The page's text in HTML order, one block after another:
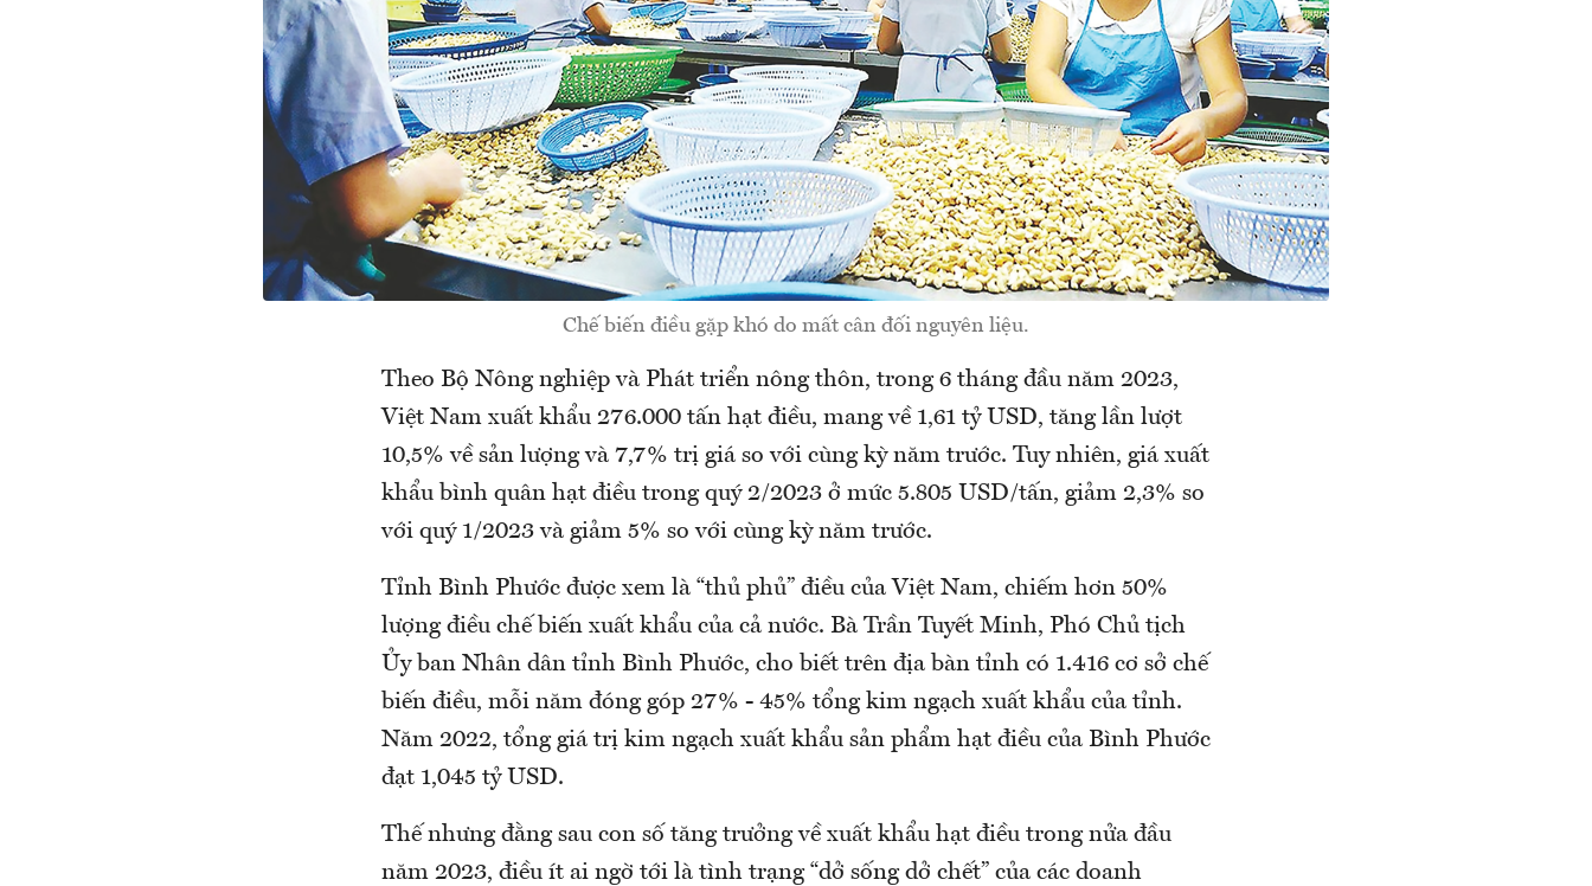
Chế biến điều gặp khó do mất cân đối nguyên liệu.
Theo Bộ Nông nghiệp và Phát triển nông thôn, trong 6 tháng đầu năm 2023,
Việt Nam xuất khẩu 276.000 tấn hạt điều, mang về 1,61 tỷ USD, tăng lần lượt
10,5% về sản lượng và 7,7% trị giá so với cùng kỳ năm trước. Tuy nhiên, giá xuất
khẩu bình quân hạt điều trong quý 2/2023 ở mức 5.805 USD/tấn, giảm 2,3% so
với quý 1/2023 và giảm 5% so với cùng kỳ năm trước.
Tỉnh Bình Phước được xem là “thủ phủ” điều của Việt Nam, chiếm hơn 50%
lượng điều chế biến xuất khẩu của cả nước. Bà Trần Tuyết Minh, Phó Chủ tịch
Ủy ban Nhân dân tỉnh Bình Phước, cho biết trên địa bàn tỉnh có 1.416 cơ sở chế
biến điều, mỗi năm đóng góp 27% - 45% tổng kim ngạch xuất khẩu của tỉnh.
Năm 2022, tổng giá trị kim ngạch xuất khẩu sản phẩm hạt điều của Bình Phước
đạt 1,045 tỷ USD.
Thế nhưng đằng sau con số tăng trưởng về xuất khẩu hạt điều trong nửa đầu
năm 2023, điều ít ai ngờ tới là tình trạng “dở sống dở chết” của các doanh